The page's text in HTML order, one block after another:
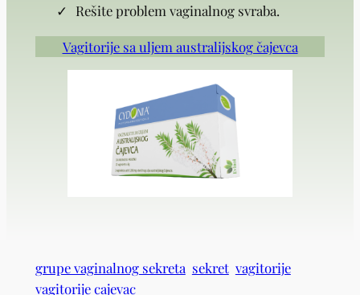
Rešite problem vaginalnog svraba.
Vagitorije sa uljem australijskog čajevca
grupe vaginalnog sekreta sekret vagitorije
vagitorije cajevac